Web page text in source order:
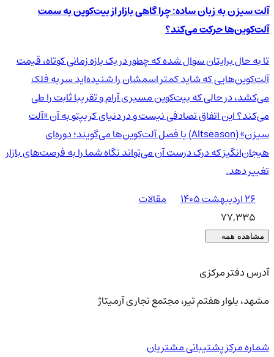
آلت سیزن به زبان ساده: چرا گاهی بازار از بیت‌کوین به سمت
آلت‌کوین‌ها حرکت می‌کند؟
تا به حال برایتان سوال شده که چطور در یک بازه زمانی کوتاه، قیمت
آلت‌کوین‌هایی که شاید کمتر اسمشان را شنیده‌اید سر به فلک
می‌کشد، در حالی که بیت‌کوین مسیری آرام و تقریبا ثابت را طی
می‌کند؟ این اتفاق تصادفی نیست و در دنیای کریپتو به آن «آلت
سیزن» (Altseason) یا فصل آلت‌کوین‌ها می‌گویند؛ دوره‌ای
هیجان‌انگیز که درک درست آن می‌تواند نگاه شما را به فرصت‌های بازار
تغییر دهد.
۲۶ اردیبهشت ۱۴۰۵
مقالات
77,335
مشاهده همه
آدرس دفتر مرکزی
مشهد، بلوار هفتم تیر، مجتمع تجاری آرمیتاژ
شماره مرکز پشتیبانی مشتریان